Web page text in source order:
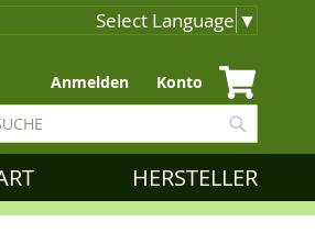
Select Language ▼
Zum
Inhalt
springen
Anmelden Konto
HERSTELLER